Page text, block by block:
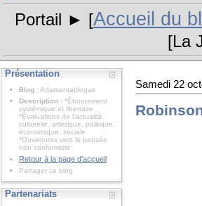
Portail ► [Accueil du
[La
Présentation
Blog: Adamantablogue
Description: *Étonnement
systémique et libertaire
*Évaluations de l'actualité
culturelle, artistique, politique,
économique, sociale
*Ouvertures vers la pensée
non conformiste
Retour à la page d'accueil
Partager ce blog
Partenariats
Samedi 22